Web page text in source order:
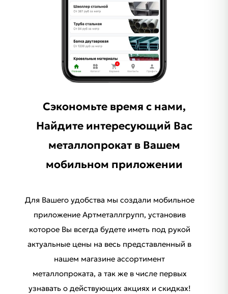
Сэкономьте время с нами,
Найдите интересующий Ваc
металлопрокат в Вашем
мобильном приложении
Для Вашего удобства мы создали мобильное
приложение Артметаллгрупп, установив
которое Вы всегда будете иметь под рукой
актуальные цены на весь представленный в
нашем магазине ассортимент
металлопроката, а так же в числе первых
узнавать о действующих акциях и скидках!